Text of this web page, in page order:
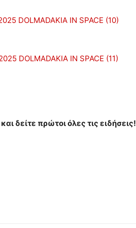
και δείτε πρώτοι όλες τις ειδήσεις!